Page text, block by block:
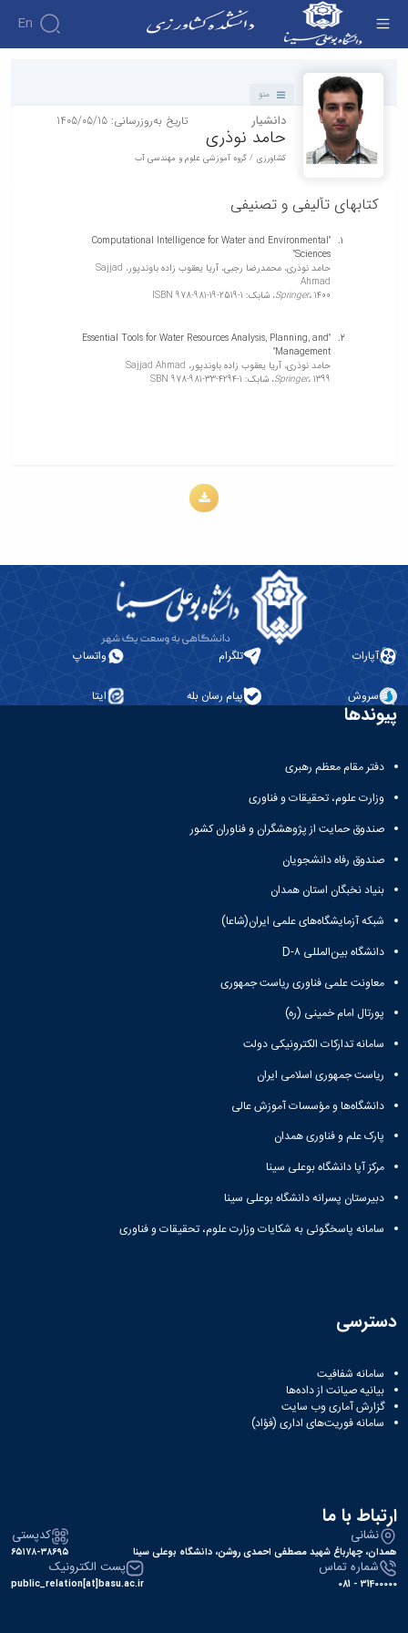
En
منو
دانشیار تاریخ به‌روزرسانی: 1405/05/15
حامد نوذری
کشاورزی / گروه آموزشی علوم و مهندسی آب
کتابهای تألیفی و تصنیفی
"Computational Intelligence for Water and Environmental
Sciences"
حامد نوذری، محمدرضا رجبی، آریا یعقوب زاده باوندپور، Sajjad
Ahmad
Springer،1400، شابک: ISBN 978-981-19-2519-1
"Essential Tools for Water Resources Analysis, Planning, and
Management"
حامد نوذری، آریا یعقوب زاده باوندپور، Sajjad Ahmad
Springer،1399، شابک: SBN 978-981-33-4294-1
آپارات تلگرام واتساپ
سروش پیام رسان بله ایتا
پیوندها
دفتر مقام معظم رهبری
وزارت علوم، تحقیقات و فناوری
صندوق حمایت از پژوهشگران و فناوران کشور
صندوق رفاه دانشجویان
بنیاد نخبگان استان همدان
شبکه آزمایشگاه‌های علمی ایران(شاعا)
دانشگاه بین‌المللی D-۸
معاونت علمی فناوری ریاست جمهوری
پورتال امام خمینی (ره)
سامانه تدارکات الکترونیکی دولت
ریاست جمهوری اسلامی ایران
دانشگاه‌ها و مؤسسات آموزش عالی
پارک علم و فناوری همدان
مرکز آپا دانشگاه بوعلی سینا
دبیرستان پسرانه دانشگاه بوعلی سینا
سامانه پاسخگوئی به شکایات وزارت علوم، تحقیقات و فناوری
دسترسی
سامانه شفافیت
بیانیه صیانت از داده‌ها
گزارش آماری وب‌ سایت
سامانه فوریت‌های اداری (فؤاد)
ارتباط با ما
نشانی
همدان، چهارباغ شهید مصطفی احمدی روشن، دانشگاه بوعلی سینا
کدپستی
۶۵۱۷۸-۳۸۶۹۵
شماره تماس
31400000 - 081
پست الکترونیک
public_relation[at]basu.ac.ir